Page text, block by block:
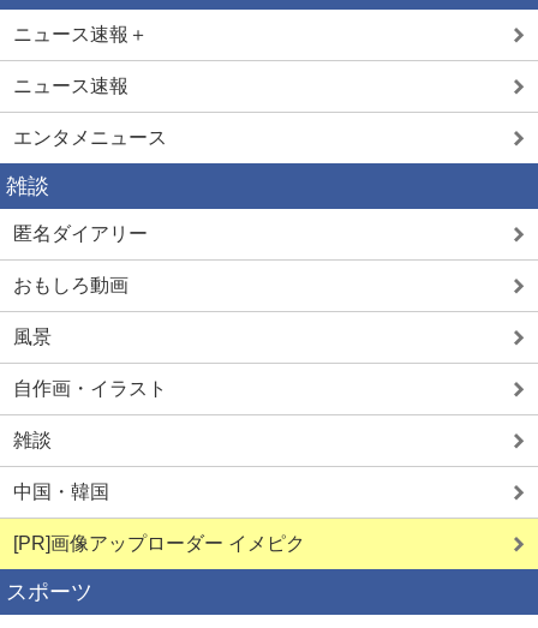
ニュース速報＋
ニュース速報
エンタメニュース
雑談
匿名ダイアリー
おもしろ動画
風景
自作画・イラスト
雑談
中国・韓国
[PR]画像アップローダー イメピク
スポーツ